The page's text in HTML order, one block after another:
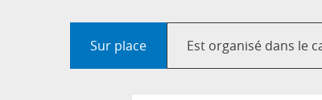
Sur place Est organisé dans le